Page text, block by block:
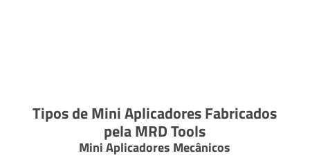
Tipos de Mini Aplicadores Fabricados
pela MRD Tools
Mini Aplicadores Mecânicos